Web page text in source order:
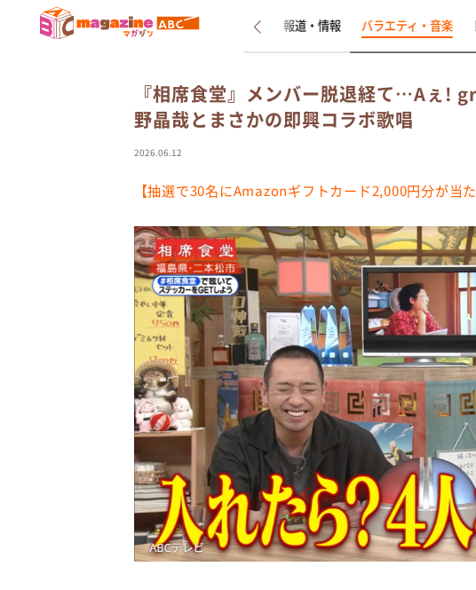
新着 インタビュー 報道・情報 バラエティ・音楽
『相席食堂』メンバー脱退経て…Aぇ!
野晶哉とまさかの即興コラボ歌唱
2026.06.12
【抽選で30名にAmazonギフトカード2,000円分が当